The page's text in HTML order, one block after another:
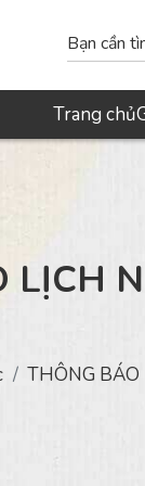
Trang chủ
LỊCH
THÔNG BÁO